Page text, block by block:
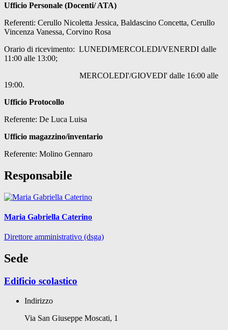
Ufficio Personale (Docenti/ ATA)
Referenti: Cerullo Nicoletta Jessica, Baldascino Concetta, Cerullo
Vincenza Vanessa, Corvino Rosa
Orario di ricevimento: LUNEDI/MERCOLEDI/VENERDI dalle
11:00 alle 13:00;
MERCOLEDI'/GIOVEDI' dalle 16:00 alle
19:00.
Ufficio Protocollo
Referente: De Luca Luisa
Ufficio magazzino/inventario
Referente: Molino Gennaro
Responsabile
Maria Gabriella Caterino
Direttore amministrativo (dsga)
Sede
Edificio scolastico
Indirizzo
Via San Giuseppe Moscati, 1